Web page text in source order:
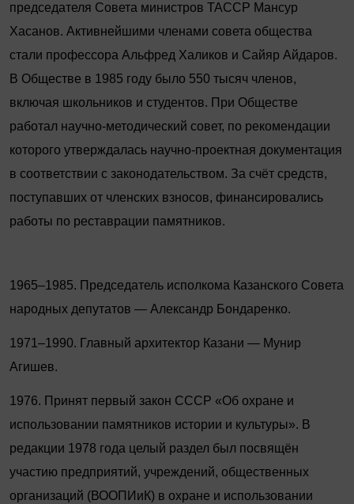
председателя Совета министров ТАССР Мансур
Хасанов. Активнейшими членами совета общества
стали профессора Альфред Халиков и Сайяр Айдаров.
В Обществе в 1985 году было 550 тысяч членов,
включая школьников и студентов. При Обществе
работал научно-методический совет, по рекомендации
которого утверждалась научно-проектная документация
в соответствии с законодательством. За счёт средств,
поступавших от членских взносов, финансировались
работы по реставрации памятников.
1965–1985. Председатель исполкома Казанского Совета
народных депутатов — Александр Бондаренко.
1971–1990. Главный архитектор Казани — ­Мунир
Агишев.
1976. Принят первый закон СССР «Об охране и
использовании памятников истории и культуры». В
редакции 1978 года целый раздел был посвящён
участию предприятий, учреждений, общественных
организаций (ВООПИиК) в охране и использовании